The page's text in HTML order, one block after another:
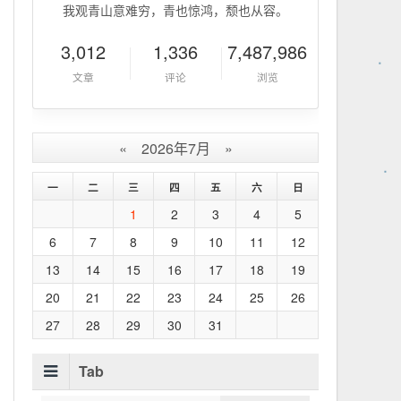
我观青山意难穷，青也惊鸿，颓也从容。
3,012
文章
1,336
评论
7,487,986
浏览
« 2026年7月 »
一 二 三 四 五 六 日
1 2 3 4
5
6
7 8 9 10 11
12
13
14 15 16 17 18
19
20
21 22 23 24 25
26
27
28 29 30 31
Tab